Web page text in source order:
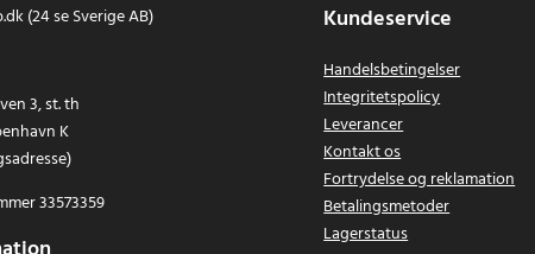
(24 se Sverige AB)
3, st. th
K
33573359
Kundeservice
Handelsbetingelser
Integritetspolicy
Leverancer
Kontakt os
Fortrydelse og reklamation
Betalingsmetoder
Lagerstatus